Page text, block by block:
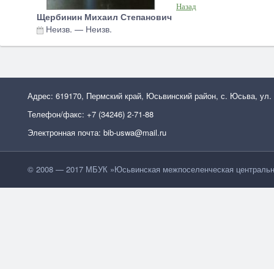
Щербинин Михаил Степанович
Неизв. — Неизв.
Назад
Адрес: 619170, Пермский край, Юсьвинский район, с. Юсьва, ул.
Телефон/факс: +7 (34246) 2-71-88
Электронная почта: bib-uswa@mail.ru
© 2008 — 2017 МБУК »Юсьвинская межпоселенческая